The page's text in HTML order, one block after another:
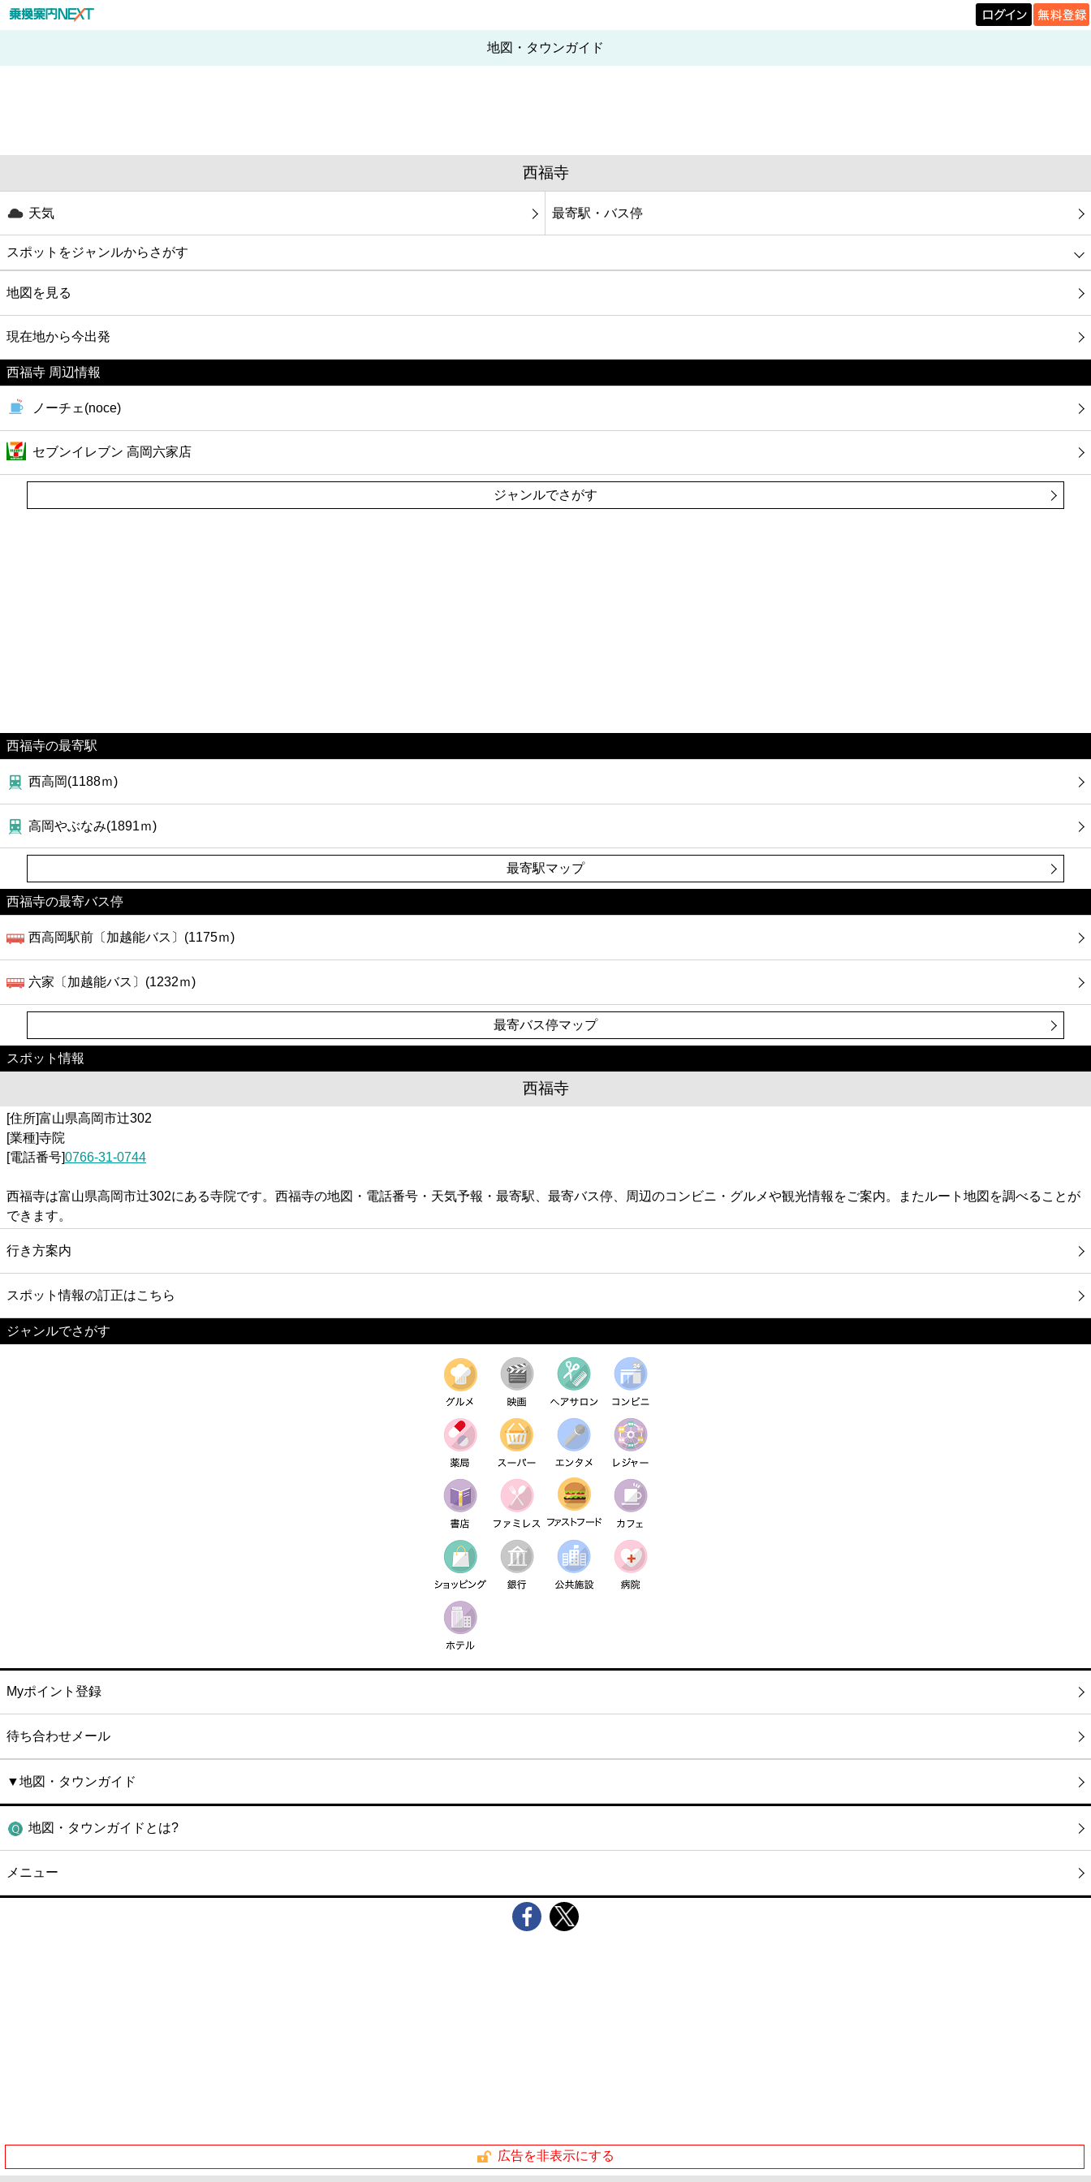
地図・タウンガイド
西福寺
天気 最寄駅・バス停
スポットをジャンルからさがす
グルメ
映画
美容
スーパー
ファーストフード
カフェ
ショッピング
公共
病院
地図を見る
現在地から今出発
西福寺 周辺情報
ノーチェ(noce)
セブンイレブン 高岡六家店
ジャンルでさがす
西福寺の最寄駅
西高岡(1188ｍ)
高岡やぶなみ(1891ｍ)
最寄駅マップ
西福寺の最寄バス停
西高岡駅前〔加越能バス〕(1175ｍ)
六家〔加越能バス〕(1232ｍ)
最寄バス停マップ
スポット情報
西福寺
[住所]富山県高岡市辻302
[業種]寺院
[電話番号]0766-31-0744
西福寺は富山県高岡市辻302にある寺院です。西福寺の地図・電話番号・天気予報・最寄駅、最寄バス停、周辺のコンビニ・グルメや観光情報をご案内。またルート地図を調べることが
できます。
行き方案内
スポット情報の訂正はこちら
ジャンルでさがす
Myポイント登録
待ち合わせメール
▼地図・タウンガイド
地図・タウンガイドとは?
メニュー
広告を非表示にする